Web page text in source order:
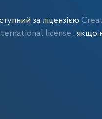
за ліцензією
license, якщо